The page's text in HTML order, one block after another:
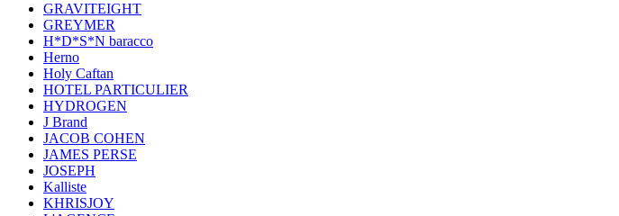
GRAVITEIGHT
GREYMER
H*D*S*N baracco
Herno
Holy Caftan
HOTEL PARTICULIER
HYDROGEN
J Brand
JACOB COHEN
JAMES PERSE
JOSEPH
Kalliste
KHRISJOY